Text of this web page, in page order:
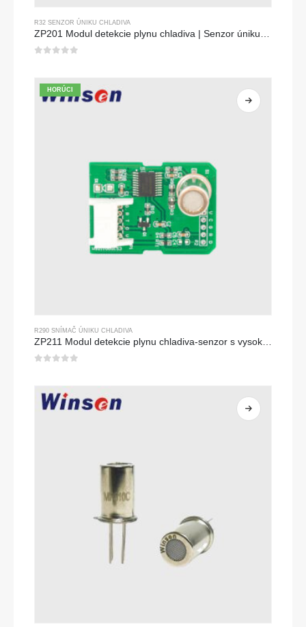
R32 SENZOR ÚNIKU CHLADIVA
ZP201 Modul detekcie plynu chladiva | Senzor úniku R32 s vysokou citlivosťou
HORÚCI
R290 SNÍMAČ ÚNIKU CHLADIVA
ZP211 Modul detekcie plynu chladiva-senzor s vysokou citlivosťou na detekciu úniku chladiva